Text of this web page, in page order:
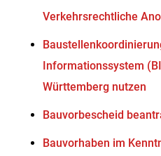
Verkehrsrechtliche
Informationssystem
Württemberg nutzen
Bauvorbescheid
Bauvorhaben im